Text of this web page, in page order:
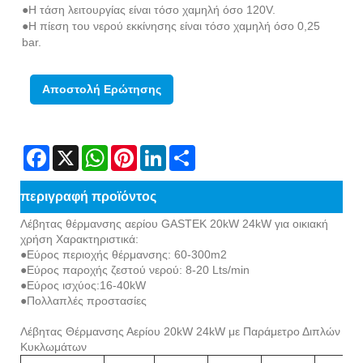
●Η τάση λειτουργίας είναι τόσο χαμηλή όσο 120V.
●Η πίεση του νερού εκκίνησης είναι τόσο χαμηλή όσο 0,25
bar.
Αποστολή Ερώτησης
Facebook
X WhatsAppPinterestLinkedIn
περιγραφή προϊόντος
Λέβητας θέρμανσης αερίου GASTEK 20kW 24kW για οικιακή
χρήση Χαρακτηριστικά:
●Εύρος περιοχής θέρμανσης: 60-300m2
●Εύρος παροχής ζεστού νερού: 8-20 Lts/min
●Εύρος ισχύος:16-40kW
●Πολλαπλές προστασίες
Λέβητας Θέρμανσης Αερίου 20kW 24kW με Παράμετρο Διπλών
Κυκλωμάτων